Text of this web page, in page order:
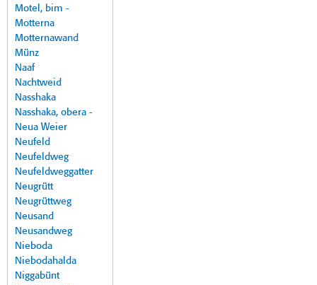
Motel, bim -
Motterna
Motternawand
Münz
Naaf
Nachtweid
Nasshaka
Nasshaka, obera -
Neua Weier
Neufeld
Neufeldweg
Neufeldweggatter
Neugrütt
Neugrüttweg
Neusand
Neusandweg
Nieboda
Niebodahalda
Niggabünt